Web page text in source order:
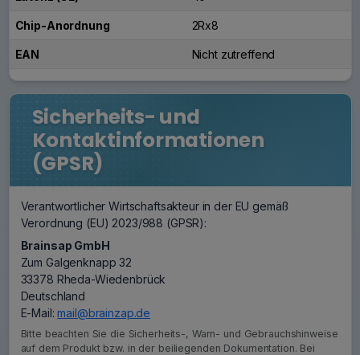
Chip-Anordnung 2Rx8
EAN Nicht zutreffend
Sicherheits- und
Kontaktinformationen
(GPSR)
Verantwortlicher Wirtschaftsakteur in der EU gemäß
Verordnung (EU) 2023/988 (GPSR):
Brainsap GmbH
Zum Galgenknapp 32
33378 Rheda-Wiedenbrück
Deutschland
E-Mail:mail@brainzap.de
Bitte beachten Sie die Sicherheits-, Warn- und Gebrauchshinweise
auf dem Produkt bzw. in der beiliegenden Dokumentation. Bei